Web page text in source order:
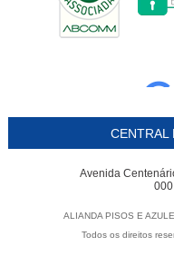
CENTRAL
Avenida
ALIANDA PISOS E
Todos os direitos